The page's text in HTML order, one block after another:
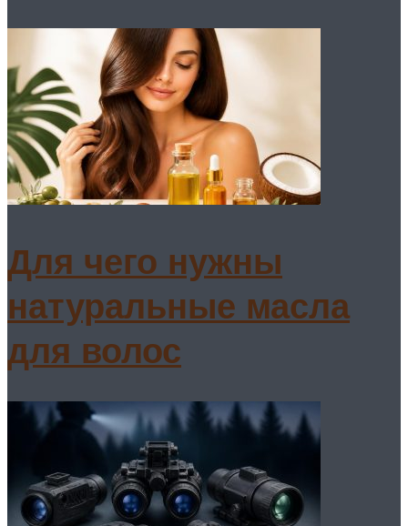
Для чего нужны
натуральные масла
для волос